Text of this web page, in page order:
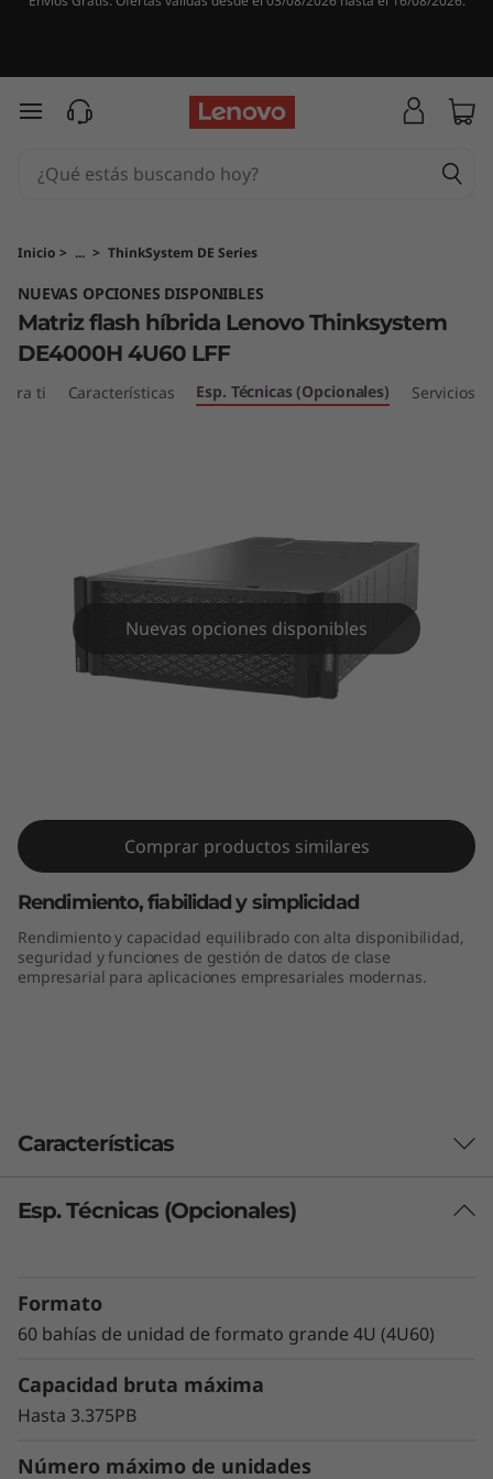
a
d
e
d
o
d
n
S
y
Ir al contenido principal
Inicio > ... > ThinkSystem DE Series
NUEVAS OPCIONES DISPONIBLES
Matriz flash híbrida Lenovo Thinksystem
DE4000H 4U60 LFF
ti Características Esp. Técnicas (Opcionales) Servicios
Nuevas opciones disponibles
Comprar productos similares
Rendimiento, fiabilidad y simplicidad
Rendimiento y capacidad equilibrado con alta disponibilidad,
seguridad y funciones de gestión de datos de clase
empresarial para aplicaciones empresariales modernas.
Características
Esp. Técnicas (Opcionales)
Formato
60 bahías de unidad de formato grande 4U (4U60)
Capacidad bruta máxima
Hasta 3.375PB
Número máximo de unidades